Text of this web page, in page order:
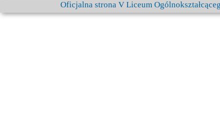
Oficjalna strona V Liceum